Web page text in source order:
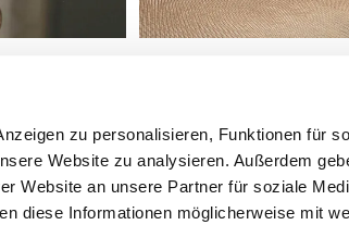
zu personalisieren, Funktionen für
Website zu analysieren. Außerdem
Website an unsere Partner für soziale
diese Informationen möglicherweise mit